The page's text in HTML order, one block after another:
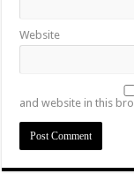
Website
and website in this